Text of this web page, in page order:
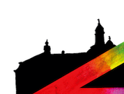
springen